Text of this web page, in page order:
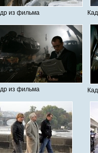
из фильма
из фильма